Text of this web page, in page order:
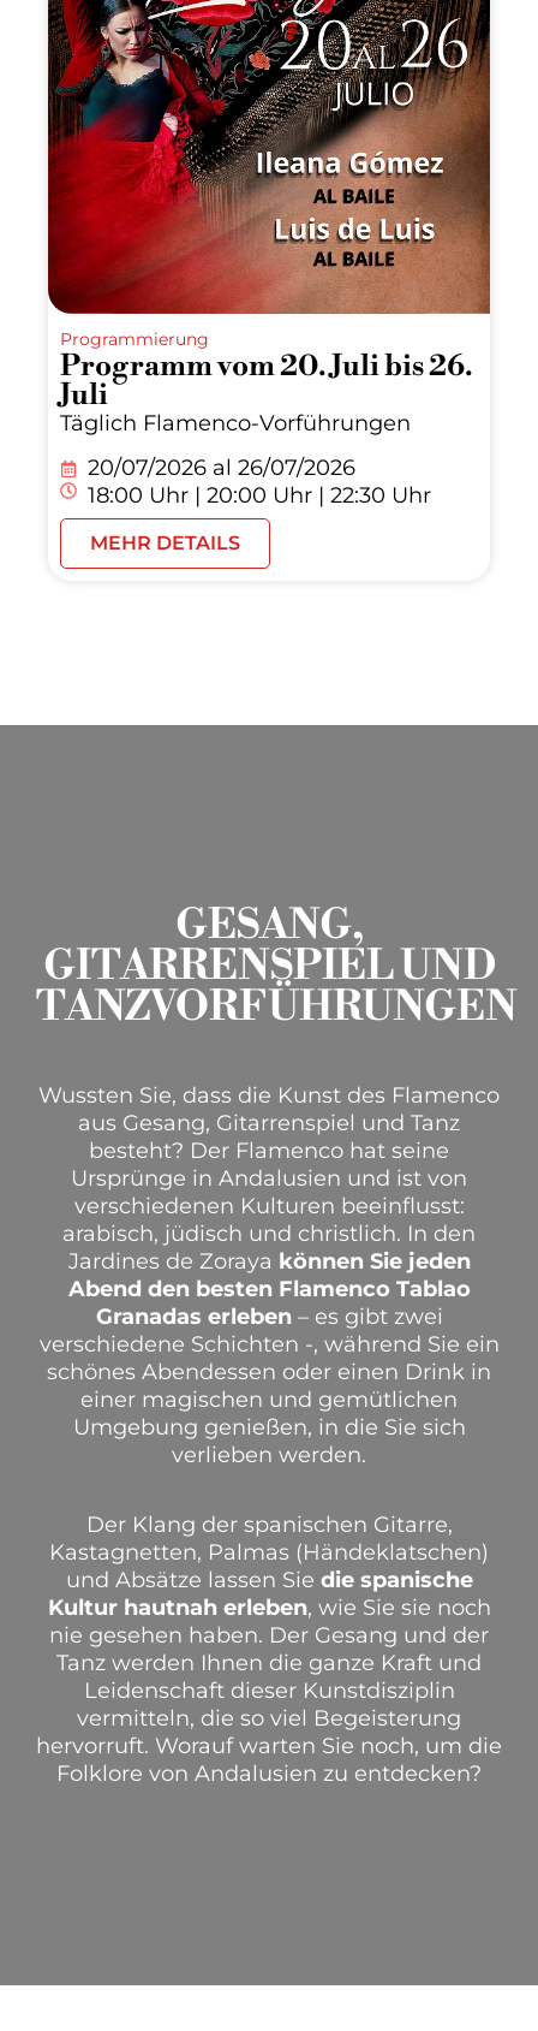
Programmierung
Programm vom 20. Juli bis 26.
Juli
Täglich Flamenco-Vorführungen
20/07/2026 al 26/07/2026
18:00 Uhr | 20:00 Uhr | 22:30 Uhr
MEHR DETAILS
GESANG,
GITARRENSPIEL UND
TANZVORFÜHRUNGEN
Wussten Sie, dass die Kunst des Flamenco
aus Gesang, Gitarrenspiel und Tanz
besteht? Der Flamenco hat seine
Ursprünge in Andalusien und ist von
verschiedenen Kulturen beeinflusst:
arabisch, jüdisch und christlich. In den
Jardines de Zoraya können Sie jeden
Abend den besten Flamenco Tablao
Granadas erleben– es gibt zwei
verschiedene Schichten -, während Sie ein
schönes Abendessen oder einen Drink in
einer magischen und gemütlichen
Umgebung genießen, in die Sie sich
verlieben werden.
Der Klang der spanischen Gitarre,
Kastagnetten, Palmas (Händeklatschen)
und Absätze lassen Sie die spanische
Kultur hautnah erleben, wie Sie sie noch
nie gesehen haben. Der Gesang und der
Tanz werden Ihnen die ganze Kraft und
Leidenschaft dieser Kunstdisziplin
vermitteln, die so viel Begeisterung
hervorruft. Worauf warten Sie noch, um die
Folklore von Andalusien zu entdecken?